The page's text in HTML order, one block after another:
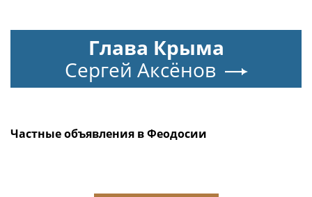
Глава Крыма
Сергей Аксёнов
Частные объявления в Феодосии